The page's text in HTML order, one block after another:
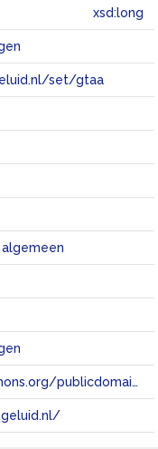
xsd:long
set/gtaa
https://creativecommons.org/publicdomain/zero/1.0/